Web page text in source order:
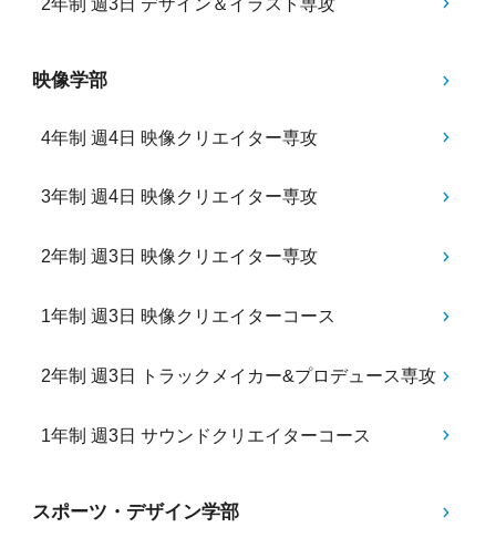
映像学部
4年制 週4日 映像クリエイター専攻
3年制 週4日 映像クリエイター専攻
2年制 週3日 映像クリエイター専攻
1年制 週3日 映像クリエイターコース
2年制 週3日 トラックメイカー&プロデュース専攻
1年制 週3日 サウンドクリエイターコース
スポーツ・デザイン学部